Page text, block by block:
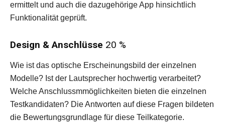
ermittelt und auch die dazugehörige App hinsichtlich
Funktionalität geprüft.
Design & Anschlüsse 20 %
Wie ist das optische Erscheinungsbild der einzelnen
Modelle? Ist der Lautsprecher hochwertig verarbeitet?
Welche Anschlussmmöglichkeiten bieten die einzelnen
Testkandidaten? Die Antworten auf diese Fragen bildeten
die Bewertungsgrundlage für diese Teilkategorie.